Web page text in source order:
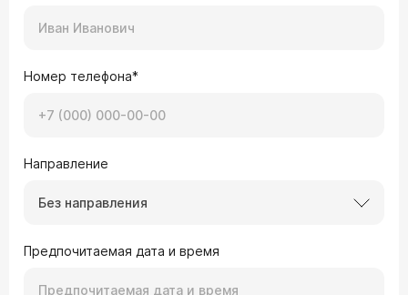
Номер телефона*
Направление
Без направления
Предпочитаемая дата и время